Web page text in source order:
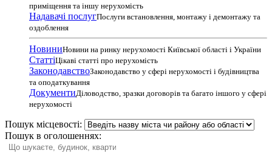
приміщення та іншу нерухомість
Надавачі послугПослуги встановлення, монтажу і демонтажу та
оздоблення
НовиниНовини на ринку нерухомості Київської області і України
СтаттіЦікаві статті про нерухомість
ЗаконодавствоЗаконодавство у сфері нерухомості і будівництва
та оподаткування
ДокументиДіловодство, зразки договорів та багато іншого у сфері
нерухомості
Пошук місцевості:
Пошук в оголошеннях: